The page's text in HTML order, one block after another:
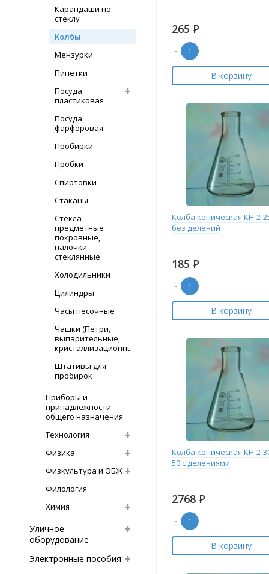
Карандаши по
стеклу
Колбы
Мензурки
Пипетки
Посуда
пластиковая
Посуда
фарфоровая
Пробирки
Пробки
Спиртовки
Стаканы
Стекла
предметные
покровные,
палочки
стеклянные
Холодильники
Цилиндры
Часы песочные
Чашки (Петри,
выпарительные,
кристаллизационные)
Штативы для
пробирок
Приборы и
принадлежности
общего назначения
Технология
Физика
Физкультура и ОБЖ
Филология
Химия
Уличное
оборудование
Электронные пособия
265 Р
-
В корзину
Колба коническая КН-2-
без делений
185 Р
-
В корзину
Колба коническая КН-2-
50 с делениями
2768 Р
-
В корзину